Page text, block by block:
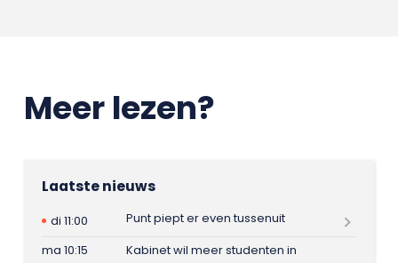
Meer lezen?
Laatste nieuws
di 11:00
Punt piept er even tussenuit
ma 10:15
Kabinet wil meer studenten in